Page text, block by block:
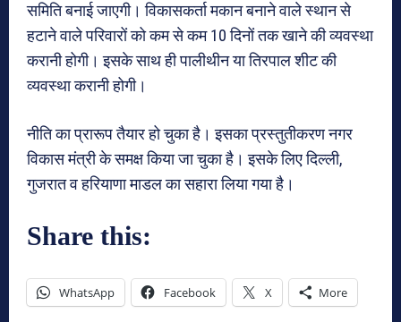
समिति बनाई जाएगी। विकासकर्ता मकान बनाने वाले स्थान से
हटाने वाले परिवारों को कम से कम 10 दिनों तक खाने की व्यवस्था
करानी होगी। इसके साथ ही पालीथीन या तिरपाल शीट की
व्यवस्था करानी होगी।
नीति का प्रारूप तैयार हो चुका है। इसका प्रस्तुतीकरण नगर
विकास मंत्री के समक्ष किया जा चुका है। इसके लिए दिल्ली,
गुजरात व हरियाणा माडल का सहारा लिया गया है।
Share this:
WhatsApp Facebook X More